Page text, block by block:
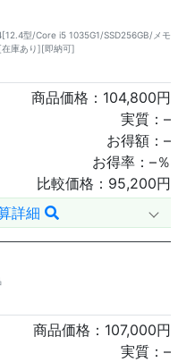
型/Core i5 1035G1/SSD256GB/メモ
庫あり][即納可]
商品価格： 104,800円
実質： –
お得額： –
お得率： –％
比較価格： 95,200円
詳細
商品価格： 107,000円
実質： –